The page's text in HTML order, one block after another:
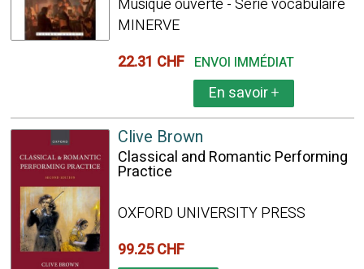
Musique ouverte - Série vocabulaire
MINERVE
22.31 CHF ENVOI IMMÉDIAT
En savoir+
Clive Brown
Classical and Romantic Performing
Practice
OXFORD UNIVERSITY PRESS
99.25 CHF